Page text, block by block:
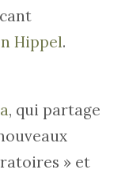
Hippel.
, qui partage
» et